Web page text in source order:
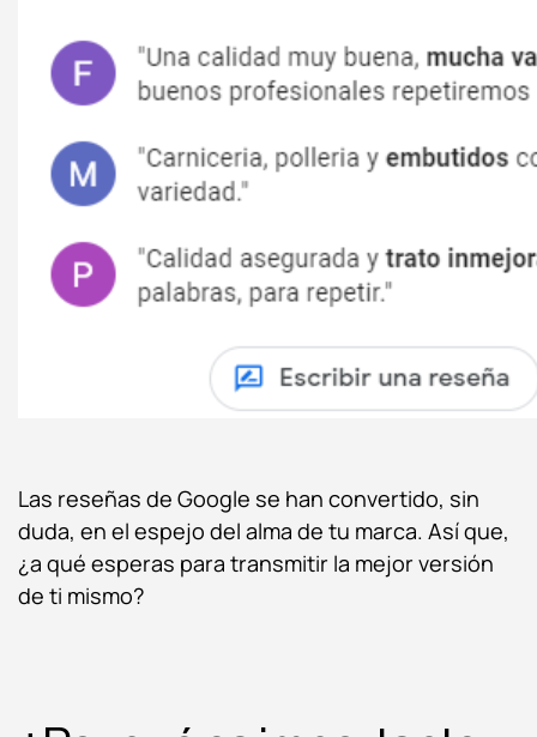
Las reseñas de Google se han convertido, sin
duda, en el espejo del alma de tu marca. Así que,
¿a qué esperas para transmitir la mejor versión
de ti mismo?